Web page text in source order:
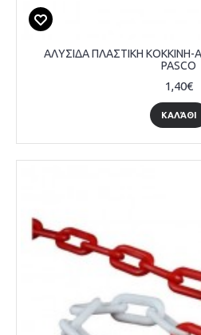
ΑΛΥΣΙΔΑ ΠΛΑΣΤΙΚΗ ΚΟΚΚΙΝΗ-
PASCO
1,40€
ΚΑΛΆΘΙ